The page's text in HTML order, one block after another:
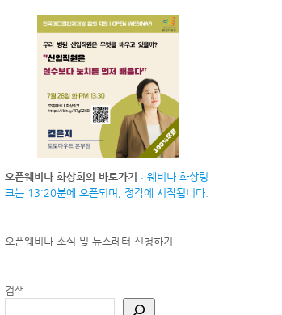
오픈웨비나 화상회의 바로가기
: 웨비나 화상링
크는 13:20분에 오픈되며, 정각에 시작됩니다.
오픈웨비나 소식 및 뉴스레터 신청하기
검색